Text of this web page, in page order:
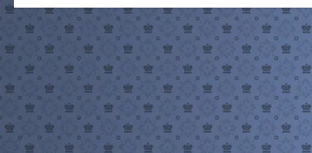
t
a
v
i